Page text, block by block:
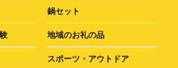
鍋セット
地域のお礼の品
スポーツ・アウトドア